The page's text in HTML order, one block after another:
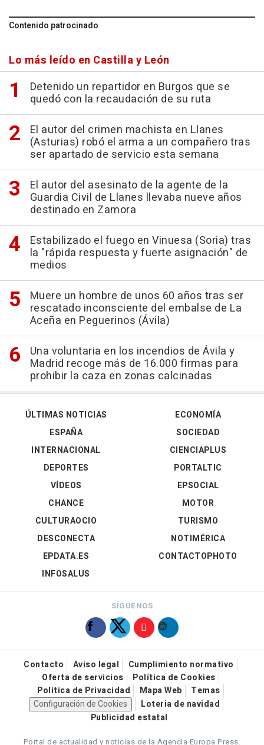
Contenido patrocinado
Lo más leído en Castilla y León
Detenido un repartidor en Burgos que se
quedó con la recaudación de su ruta
El autor del crimen machista en Llanes
(Asturias) robó el arma a un compañero tras
ser apartado de servicio esta semana
El autor del asesinato de la agente de la
Guardia Civil de Llanes llevaba nueve años
destinado en Zamora
Estabilizado el fuego en Vinuesa (Soria) tras
la "rápida respuesta y fuerte asignación" de
medios
Muere un hombre de unos 60 años tras ser
rescatado inconsciente del embalse de La
Aceña en Peguerinos (Ávila)
Una voluntaria en los incendios de Ávila y
Madrid recoge más de 16.000 firmas para
prohibir la caza en zonas calcinadas
ÚLTIMAS NOTICIAS
ESPAÑA
INTERNACIONAL
DEPORTES
VÍDEOS
ECONOMÍA
SOCIEDAD
CIENCIAPLUS
PORTALTIC
EPSOCIAL
CHANCE
CULTURAOCIO
DESCONECTA
EPDATA.ES
INFOSALUS
MOTOR
TURISMO
NOTIMÉRICA
CONTACTOPHOTO
SÍGUENOS
Contacto Aviso legal
Cumplimiento normativo
Oferta de servicios
Política de Cookies
Política de Privacidad
Mapa Web
Temas
Configuración de Cookies
Loteria de navidad
Publicidad estatal
Portal de actualidad y noticias de la Agencia Europa Press.